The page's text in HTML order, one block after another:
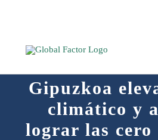
Gipuzkoa
climático y
lograr las cero